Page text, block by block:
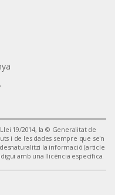
19/2014, la © Generalitat de
i de les dades sempre que se'n
la informació (article
amb una llicència específica.